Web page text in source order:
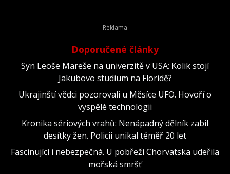
Doporučené články
Syn Leoše Mareše na univerzitě v USA: Kolik stojí
Jakubovo studium na Floridě?
Ukrajinští vědci pozorovali u Měsíce UFO. Hovoří o
vyspělé technologii
Kronika sériových vrahů: Nenápadný dělník zabil
desítky žen. Policii unikal téměř 20 let
Fascinující i nebezpečná. U pobřeží Chorvatska udeřila
mořská smršť